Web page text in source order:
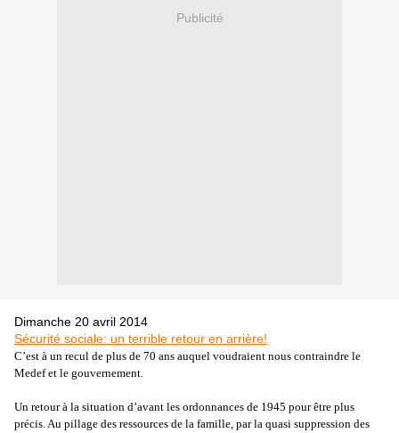
Publicité
Dimanche 20 avril 2014
Sécurité sociale: un terrible retour en arrière!
C’est à un recul de plus de 70 ans auquel voudraient nous contraindre le
Medef et le gouvernement.
Un retour à la situation d’avant les ordonnances de 1945 pour être plus
précis. Au pillage des ressources de la famille, par la quasi suppression des